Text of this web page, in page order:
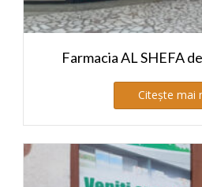
Farmacia AL SHEFA
Citește mai